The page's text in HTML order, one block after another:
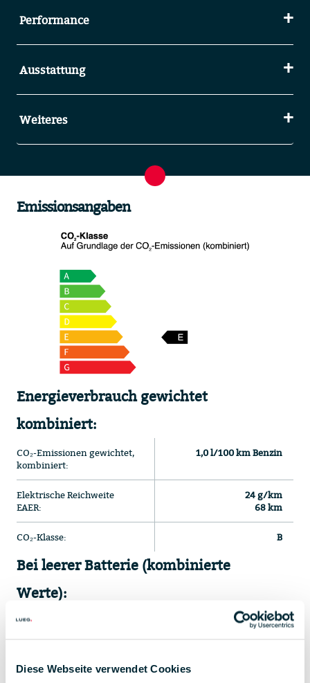
Diese Webseite verwendet Cookies
Performance
Ausstattung
Weiteres
Emissionsangaben
Energieverbrauch gewichtet
kombiniert:
CO₂-Emissionen gewichtet,
kombiniert:
1,0 l/100 km Benzin
Elektrische Reichweite
EAER:
24 g/km
68 km
CO₂-Klasse: B
Bei leerer Batterie (kombinierte
Werte):
Energieverbrauch: 6,5 l/100 km